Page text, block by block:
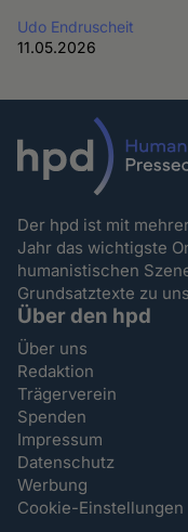
Udo Endruscheit
11.05.2026
Der hpd ist mit
Jahr das wichtigste
humanistischen
Grundsatztexte zu
Über den hpd
Über uns
Redaktion
Trägerverein
Spenden
Impressum
Datenschutz
Werbung
Cookie-Einstellungen